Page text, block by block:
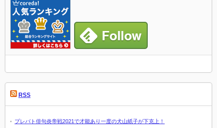
RSS
プレバト俳句炎帝戦2021で才能あり一度の犬山紙子が下克上！